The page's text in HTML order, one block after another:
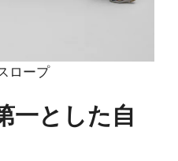
ロープ
一とした自